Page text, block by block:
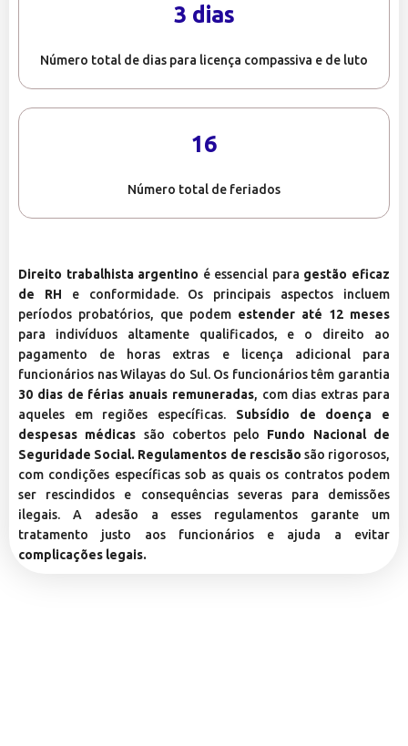
3 dias
Número total de dias para licença compassiva e de luto
16
Número total de feriados
Direito trabalhista argentino é essencial para gestão eficaz
de RH e conformidade. Os principais aspectos incluem
períodos probatórios, que podem estender até 12 meses
para indivíduos altamente qualificados, e o direito ao
pagamento de horas extras e licença adicional para
funcionários nas Wilayas do Sul. Os funcionários têm garantia
30 dias de férias anuais remuneradas, com dias extras para
aqueles em regiões específicas. Subsídio de doença e
despesas médicas são cobertos pelo Fundo Nacional de
Seguridade Social. Regulamentos de rescisão são rigorosos,
com condições específicas sob as quais os contratos podem
ser rescindidos e consequências severas para demissões
ilegais. A adesão a esses regulamentos garante um
tratamento justo aos funcionários e ajuda a evitar
complicações legais.